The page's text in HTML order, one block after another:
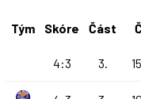
Tým Skóre Část
4:3 3.